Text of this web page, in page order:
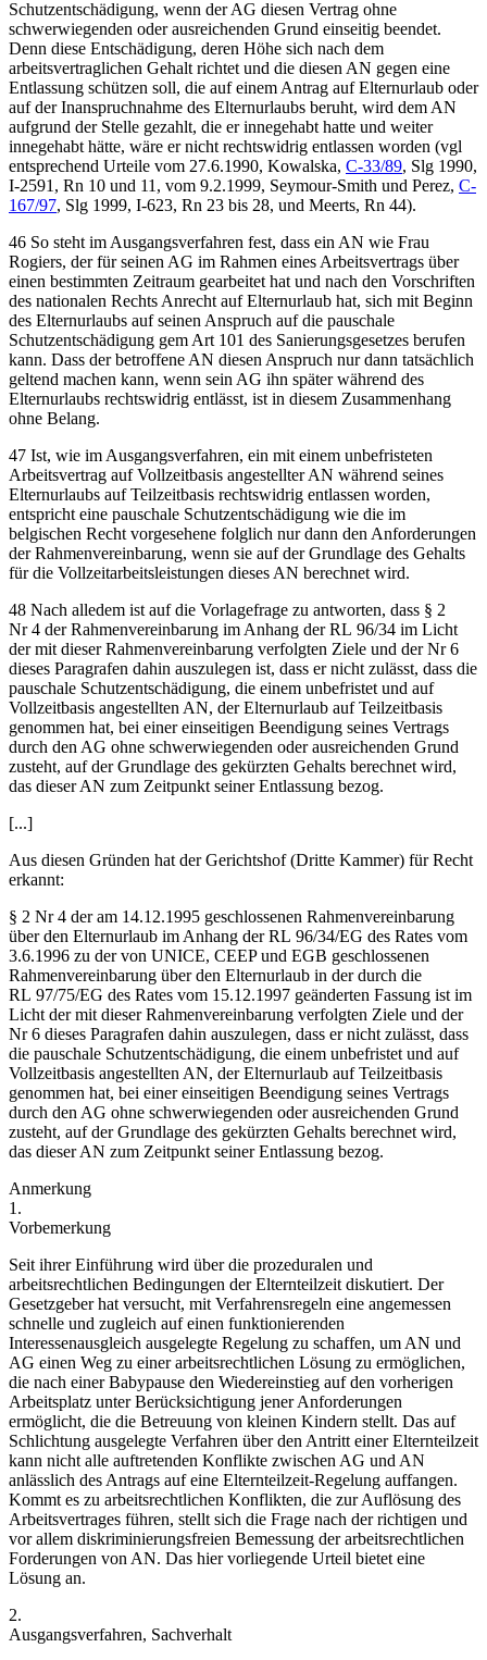
Schutzentschädigung, wenn der AG diesen Vertrag ohne
schwerwiegenden oder ausreichenden Grund einseitig beendet.
Denn diese Entschädigung, deren Höhe sich nach dem
arbeitsvertraglichen Gehalt richtet und die diesen AN gegen eine
Entlassung schützen soll, die auf einem Antrag auf Elternurlaub oder
auf der Inanspruchnahme des Elternurlaubs beruht, wird dem AN
aufgrund der Stelle gezahlt, die er innegehabt hatte und weiter
innegehabt hätte, wäre er nicht rechtswidrig entlassen worden (vgl
entsprechend Urteile vom 27.6.1990, Kowalska, C-33/89, Slg 1990,
I-2591, Rn 10 und 11, vom 9.2.1999, Seymour-Smith und Perez, C-
167/97, Slg 1999, I-623, Rn 23 bis 28, und Meerts, Rn 44).
46 So steht im Ausgangsverfahren fest, dass ein AN wie Frau
Rogiers, der für seinen AG im Rahmen eines Arbeitsvertrags über
einen bestimmten Zeitraum gearbeitet hat und nach den Vorschriften
des nationalen Rechts Anrecht auf Elternurlaub hat, sich mit Beginn
des Elternurlaubs auf seinen Anspruch auf die pauschale
Schutzentschädigung gem Art 101 des Sanierungsgesetzes berufen
kann. Dass der betroffene AN diesen Anspruch nur dann tatsächlich
geltend machen kann, wenn sein AG ihn später während des
Elternurlaubs rechtswidrig entlässt, ist in diesem Zusammenhang
ohne Belang.
47 Ist, wie im Ausgangsverfahren, ein mit einem unbefristeten
Arbeitsvertrag auf Vollzeitbasis angestellter AN während seines
Elternurlaubs auf Teilzeitbasis rechtswidrig entlassen worden,
entspricht eine pauschale Schutzentschädigung wie die im
belgischen Recht vorgesehene folglich nur dann den Anforderungen
der Rahmenvereinbarung, wenn sie auf der Grundlage des Gehalts
für die Vollzeitarbeitsleistungen dieses AN berechnet wird.
48 Nach alledem ist auf die Vorlagefrage zu antworten, dass § 2
Nr 4 der Rahmenvereinbarung im Anhang der RL 96/34 im Licht
der mit dieser Rahmenvereinbarung verfolgten Ziele und der Nr 6
dieses Paragrafen dahin auszulegen ist, dass er nicht zulässt, dass die
pauschale Schutzentschädigung, die einem unbefristet und auf
Vollzeitbasis angestellten AN, der Elternurlaub auf Teilzeitbasis
genommen hat, bei einer einseitigen Beendigung seines Vertrags
durch den AG ohne schwerwiegenden oder ausreichenden Grund
zusteht, auf der Grundlage des gekürzten Gehalts berechnet wird,
das dieser AN zum Zeitpunkt seiner Entlassung bezog.
[...]
Aus diesen Gründen hat der Gerichtshof (Dritte Kammer) für Recht
erkannt:
§ 2 Nr 4 der am 14.12.1995 geschlossenen Rahmenvereinbarung
über den Elternurlaub im Anhang der RL 96/34/EG des Rates vom
3.6.1996 zu der von UNICE, CEEP und EGB geschlossenen
Rahmenvereinbarung über den Elternurlaub in der durch die
RL 97/75/EG des Rates vom 15.12.1997 geänderten Fassung ist im
Licht der mit dieser Rahmenvereinbarung verfolgten Ziele und der
Nr 6 dieses Paragrafen dahin auszulegen, dass er nicht zulässt, dass
die pauschale Schutzentschädigung, die einem unbefristet und auf
Vollzeitbasis angestellten AN, der Elternurlaub auf Teilzeitbasis
genommen hat, bei einer einseitigen Beendigung seines Vertrags
durch den AG ohne schwerwiegenden oder ausreichenden Grund
zusteht, auf der Grundlage des gekürzten Gehalts berechnet wird,
das dieser AN zum Zeitpunkt seiner Entlassung bezog.
Anmerkung
1.
Vorbemerkung
Seit ihrer Einführung wird über die prozeduralen und
arbeitsrechtlichen Bedingungen der Elternteilzeit diskutiert. Der
Gesetzgeber hat versucht, mit Verfahrensregeln eine angemessen
schnelle und zugleich auf einen funktionierenden
Interessenausgleich ausgelegte Regelung zu schaffen, um AN und
AG einen Weg zu einer arbeitsrechtlichen Lösung zu ermöglichen,
die nach einer Babypause den Wiedereinstieg auf den vorherigen
Arbeitsplatz unter Berücksichtigung jener Anforderungen
ermöglicht, die die Betreuung von kleinen Kindern stellt. Das auf
Schlichtung ausgelegte Verfahren über den Antritt einer Elternteilzeit
kann nicht alle auftretenden Konflikte zwischen AG und AN
anlässlich des Antrags auf eine Elternteilzeit-Regelung auffangen.
Kommt es zu arbeitsrechtlichen Konflikten, die zur Auflösung des
Arbeitsvertrages führen, stellt sich die Frage nach der richtigen und
vor allem diskriminierungsfreien Bemessung der arbeitsrechtlichen
Forderungen von AN. Das hier vorliegende Urteil bietet eine
Lösung an.
2.
Ausgangsverfahren, Sachverhalt